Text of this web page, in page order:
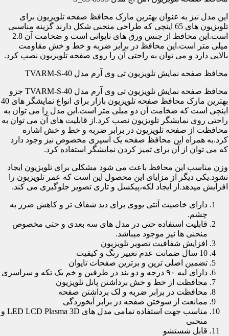
این مدل نیز به عنوان بهترین مارک محافظ صفحه تلویزیون برای
تلویزیون های 65 اینچی که طراحی منحنی شکل دارند گزینه مناسبی
است.این محافظ از جنس ورق های تایوانی است و ضخامت آن 2.8
میلی متر است.این محافظ در برابر ضربه و خط و خش مقاومت
بالایی دارد و می توان به راحتی آن را روی صفحه تلویزیون نصب کرد.
محافظ صفحه نمایش تلویزیون تی وی آرم مدل TVARM-S-40
محافظ صفحه نمایش تلویزیون تی وی آرم مدل TVARM-S-40 جزو
بهترین مارک محافظ صفحه تلویزیون بازار برای انواع نمایشگر های 40
اینچی است که ضخامت آن دو میلی متر است.این مدل را می توان به
راحتی روی نمایشگر تلویزیون نصب کرد.از قابلیت های آن می توان به
محافظت از صفحه تلویزیون در برابر ضربه و خط و خش اشاره
کرد.به همراه این محافظ صفحه یک اسپری مخصوص نیز وجود دارد
که می توان از آن برای تمیز کردن نمایشگر استفاده کرد.
وزن مناسب این محافظ باعث می شود مشکلی برای تلویزیون ایجاد
نشود.یکی دیگر از مزایای این محصول این است که عمر تلویزیون را
افزایش میدهد.از ایجاد لکه،پیکسل و تاری تصویر جلوگیری می کند.
دارای خاصیت آنتی یووی برای دید شفاف تر و کاهش ضرر به
چشم.
قابلیت استفاده حتی در مدل های سه بعدی و حتی مخصوص
منحنی ها نیز موجود میباشد.
افزایش شفافیت تصویر تلویزیون
10 سال ضمانت عدم تغییر رنگ و کیفیت
تضمین اصلی ترین و برترین صفحات تایوان
دارای لبه ۹۰ درجه و دو بند در طرفین و خم یک تکه و سراسری
محافظت از خط و خش برداشتن پانل تلویزیون
محافظت در برابر ضربه و لک برداشتن صفحه
ممانعت از سوختن صفحه در برابر آبخوردگی
مناسب جهت استفاده تمامی مدل های LED LCD Plasma 3D و
منحنی
قابل شستشو